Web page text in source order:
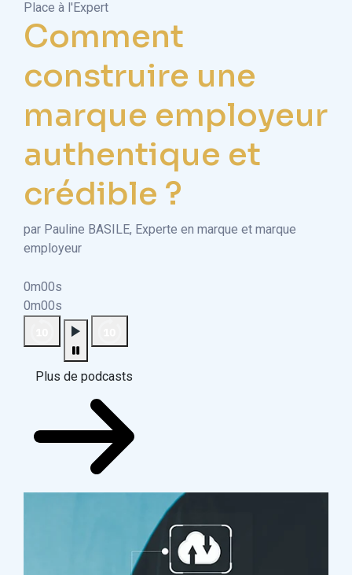
Place à l'Expert
Comment
construire une
marque employeur
authentique et
crédible ?
par Pauline BASILE, Experte en marque et marque
employeur
0m00s
0m00s
Plus de podcasts